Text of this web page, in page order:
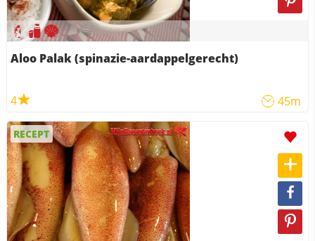
Aloo Palak (spinazie-aardappelgerecht)
4 45m
RECEPT